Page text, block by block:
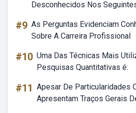
Desconhecidos Nos
#9 As Perguntas Evidenciam
Sobre A Carreira Profissional
#10 Uma Das Técnicas Mais
Pesquisas Quantitativas é:
#11 Apesar De Particularidades
Apresentam Traços Gerais